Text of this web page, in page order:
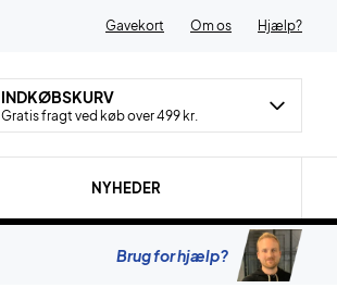
Gavekort Om os Hjælp?
INDKØBSKURV
Gratis fragt ved køb over 499 kr.
NYHEDER
Brug for hjælp?